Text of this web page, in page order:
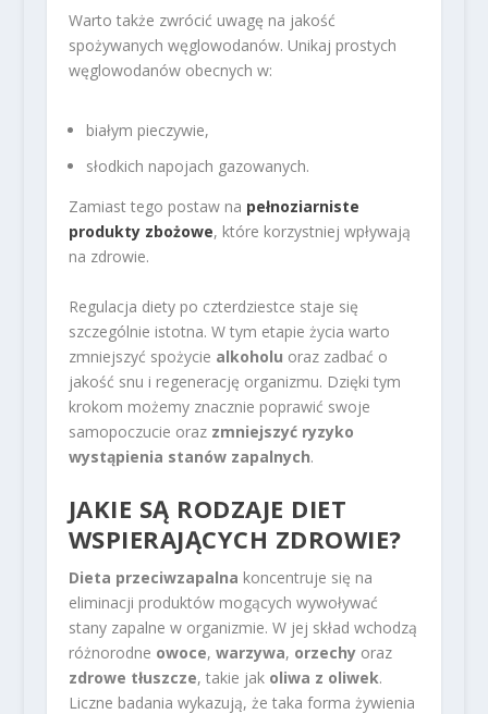
Warto także zwrócić uwagę na jakość
spożywanych węglowodanów. Unikaj prostych
węglowodanów obecnych w:
białym pieczywie,
słodkich napojach gazowanych.
Zamiast tego postaw na pełnoziarniste
produkty zbożowe, które korzystniej wpływają
na zdrowie.
Regulacja diety po czterdziestce staje się
szczególnie istotna. W tym etapie życia warto
zmniejszyć spożycie alkoholu oraz zadbać o
jakość snu i regenerację organizmu. Dzięki tym
krokom możemy znacznie poprawić swoje
samopoczucie oraz zmniejszyć ryzyko
wystąpienia stanów zapalnych.
JAKIE SĄ RODZAJE DIET
WSPIERAJĄCYCH ZDROWIE?
Dieta przeciwzapalna koncentruje się na
eliminacji produktów mogących wywoływać
stany zapalne w organizmie. W jej skład wchodzą
różnorodne owoce, warzywa, orzechyoraz
zdrowe tłuszcze, takie jak oliwa z oliwek.
Liczne badania wykazują, że taka forma żywienia